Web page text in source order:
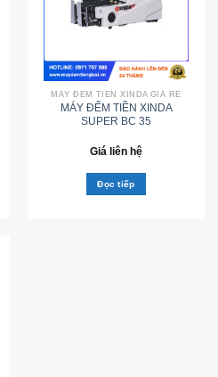
MÁY ĐẾM TIỀN XINDA GIÁ RẺ
MÁY ĐẾM TIỀN XINDA
SUPER BC 35
Giá liên hệ
Đọc tiếp